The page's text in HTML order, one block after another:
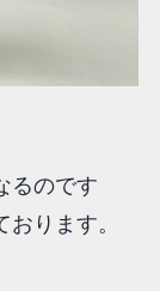
るのです
ります。